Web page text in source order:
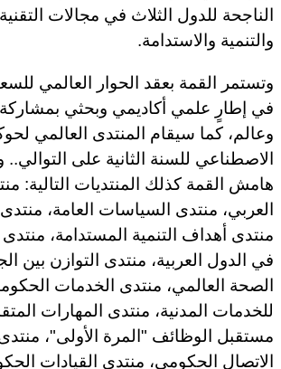
الناجحة للدول الثلاث في مجالات
والتنمية والاستدامة.
وتستمر القمة بعقد الحوار العالمي
وعالم، كما سيقام المنتدى العالمي
الاصطناعي للسنة الثانية على
هامش القمة كذلك المنتديات التالية:
العربي، منتدى السياسات العامة، منتدى
منتدى أهداف التنمية المستدامة، منتدى
في الدول العربية، منتدى التوازن بين
الصحة العالمي، منتدى الخدمات
للخدمات المدنية، منتدى المهارات
مستقبل الوظائف "المرة الأولى"،
الاتصال الحكومي، منتدى القيادات